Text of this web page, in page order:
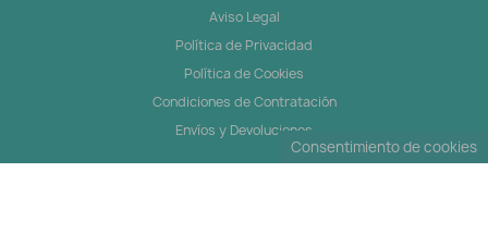
Aviso Legal
Política de Privacidad
Política de Cookies
Condiciones de Contratación
Envíos y Devoluciones
Consentimiento de cookies